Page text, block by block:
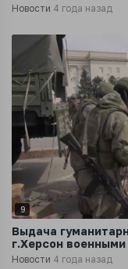
Новости 4 года назад
9
Выдача
г.Херсон
Новости 4 года назад